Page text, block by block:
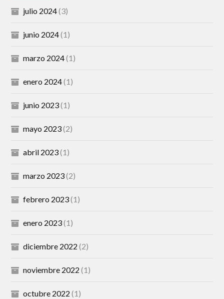
julio 2024(3)
junio 2024(1)
marzo 2024(1)
enero 2024(1)
junio 2023(1)
mayo 2023(2)
abril 2023(1)
marzo 2023(2)
febrero 2023(1)
enero 2023(1)
diciembre 2022 (2)
noviembre 2022 (1)
octubre 2022 (1)